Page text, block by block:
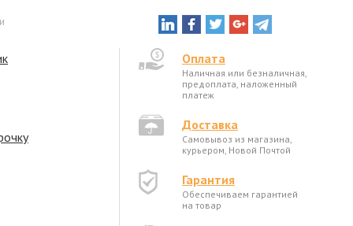
Оплата
Наличная или безналичная,
предоплата, наложенный
платеж
Доставка
Самовывоз из магазина,
курьером, Новой Почтой
Гарантия
Обеспечиваем гарантией
на товар